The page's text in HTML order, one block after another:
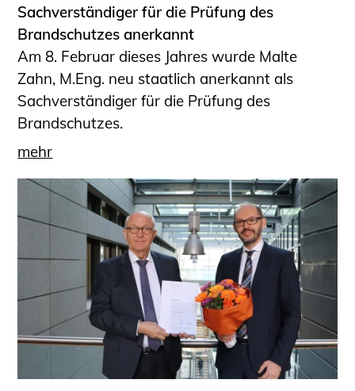
Sachverständiger für die Prüfung des
Brandschutzes anerkannt
Am 8. Februar dieses Jahres wurde Malte
Zahn, M.Eng. neu staatlich anerkannt als
Sachverständiger für die Prüfung des
Brandschutzes.
mehr